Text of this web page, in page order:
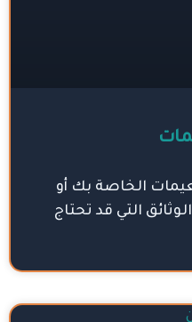
الخاصة بك أو
التي قد تحتاج